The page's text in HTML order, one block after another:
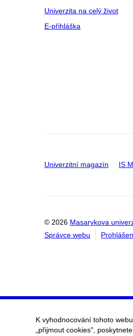
Univerzita na celý život
E-přihláška
Univerzitní magazín IS
© 2026 Masarykova
Správce webu
K vyhodnocování tohoto
„přijmout cookies",